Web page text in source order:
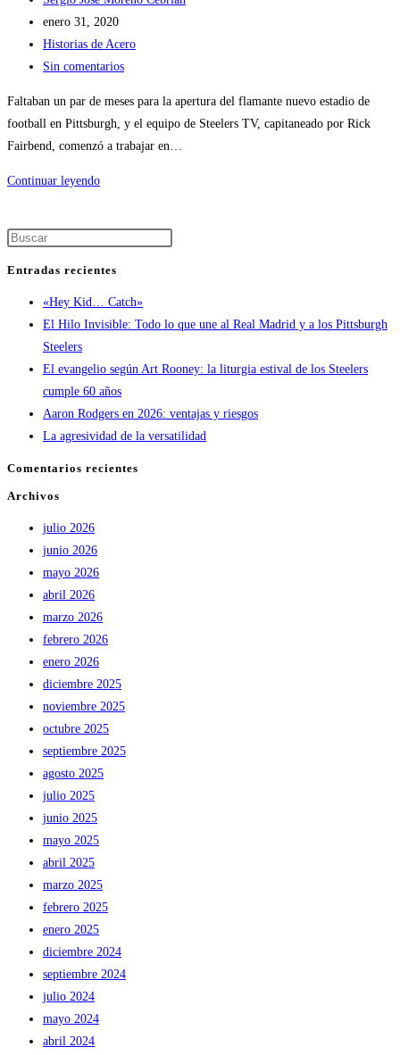
de
la
entrada:
Publicación
de
la
enero 31, 2020
Categoría
de
entrada:
Historias de Acero
Comentarios
la
entrada:
Sin comentarios
Faltaban un par de meses para la apertura del flamante nuevo estadio de
football en Pittsburgh, y el equipo de Steelers TV, capitaneado por Rick
Fairbend, comenzó a trabajar en…
Continuar leyendoEl
el
de
Entradas recientes
«Hey Kid… Catch»
El Hilo Invisible: Todo lo que une al Real Madrid y a los Pittsburgh
Steelers
El evangelio según Art Rooney: la liturgia estival de los Steelers
cumple 60 años
Aaron Rodgers en 2026: ventajas y riesgos
La agresividad de la versatilidad
Comentarios recientes
Archivos
julio 2026
junio 2026
mayo 2026
abril 2026
marzo 2026
febrero 2026
enero 2026
diciembre 2025
noviembre 2025
octubre 2025
septiembre 2025
agosto 2025
julio 2025
junio 2025
mayo 2025
abril 2025
marzo 2025
febrero 2025
enero 2025
diciembre 2024
septiembre 2024
julio 2024
mayo 2024
abril 2024